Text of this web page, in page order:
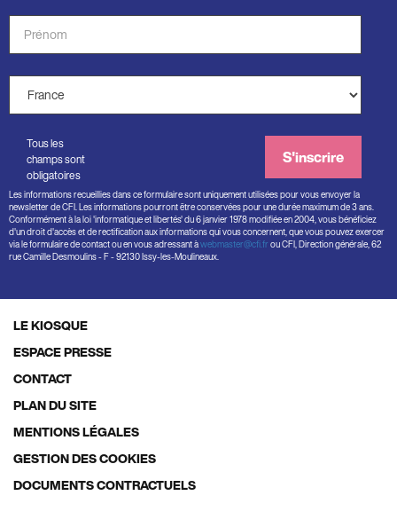
Prénom
*
Pays
*
Tous les
champs sont
obligatoires
S'inscrire
Les informations recueillies dans ce formulaire sont uniquement utilisées pour vous envoyer la
newsletter de CFI. Les informations pourront être conservées pour une durée maximum de 3 ans.
Conformément à la loi 'informatique et libertés' du 6 janvier 1978 modifiée en 2004, vous bénéficiez
d'un droit d'accès et de rectification aux informations qui vous concernent, que vous pouvez exercer
via le formulaire de contact ou en vous adressant àwebmaster@cfi.fr ou CFI, Direction générale, 62
rue Camille Desmoulins - F - 92130 Issy-les-Moulineaux.
Footer
menu
LE KIOSQUE
ESPACE PRESSE
CONTACT
PLAN DU SITE
MENTIONS LÉGALES
GESTION DES COOKIES
DOCUMENTS CONTRACTUELS